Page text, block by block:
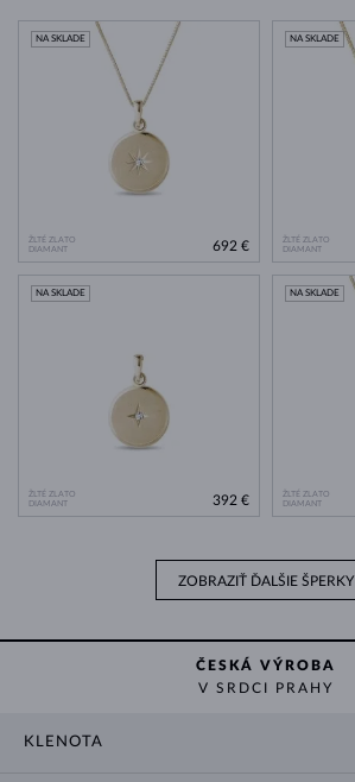
ŽLTÉ ZLATO
DIAMANT
NA SKLADE
692 €
ŽLTÉ ZLATO
DIAMANT
NA SKLADE
ŽLTÉ ZLATO
DIAMANT
NA SKLADE
392 €
ŽLTÉ ZLATO
DIAMANT
NA SKLADE
ZOBRAZIŤ ĎALŠIE ŠPERKY
ČESKÁ VÝROBA
V SRDCI PRAHY
KLENOTA